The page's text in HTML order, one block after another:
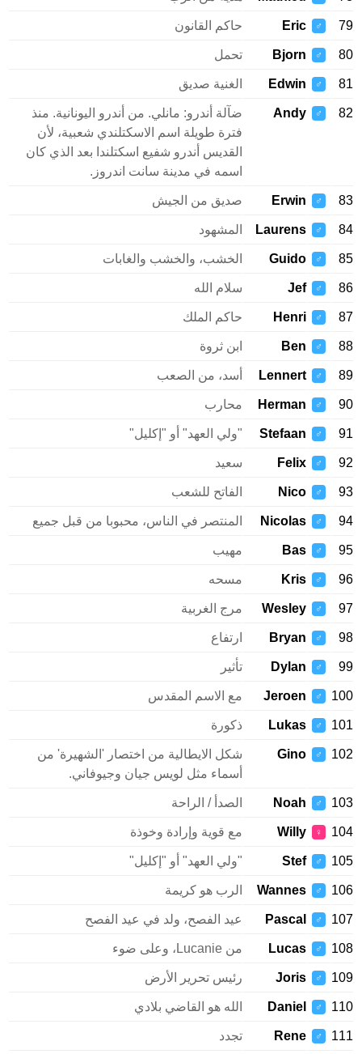
79
♂
Eric حاكم القانون
80
♂
Bjorn تحمل
81
♂
Edwin الغنية صديق
82
♂
Andy
ضآلة أندرو: مانلي. من أندرو اليونانية. منذ
فترة طويلة اسم الاسكتلندي شعبية، لأن
القديس أندرو شفيع اسكتلندا بعد الذي كان
اسمه في مدينة سانت اندروز.
83
♂
Erwin صديق من الجيش
84
♂
Laurens المشهود
85
♂
Guido الخشب، والخشب والغابات
86
♂
Jef سلام الله
87
♂
Henri حاكم الملك
88
♂
Ben ابن ثروة
89
♂
Lennert أسد، من الصعب
90
♂
Herman محارب
91
♂
Stefaan "ولي العهد" أو "إكليل"
92
♂
Felix سعيد
93
♂
Nico الفاتح للشعب
94
♂
Nicolas المنتصر في الناس، محبوبا من قبل جميع
95
♂
Bas مهيب
96
♂
Kris مسحه
97
♂
Wesley مرج الغربية
98
♂
Bryan ارتفاع
99
♂
Dylan تأثير
100
♂
Jeroen مع الاسم المقدس
101
♂
Lukas ذكورة
102
♂
Gino
شكل الايطالية من اختصار 'الشهيرة' من
أسماء مثل لويس جيان وجيوفاني.
103
♂
Noah الصدأ / الراحة
104
♀
Willy مع قوية وإرادة وخوذة
105
♂
Stef "ولي العهد" أو "إكليل"
106
♂
Wannes الرب هو كريمة
107
♂
Pascal عيد الفصح، ولد في عيد الفصح
108
♂
Lucas من Lucanie، وعلى ضوء
109
♂
Joris رئيس تحرير الأرض
110
♂
Daniel الله هو القاضي بلادي
111
♂
Rene تجدد